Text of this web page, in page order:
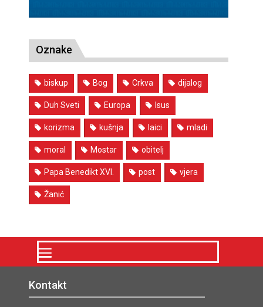
Oznake
biskup Bog Crkva dijalog
Duh Sveti Europa Isus
korizma kušnja laici mladi
moral Mostar obitelj
Papa Benedikt XVI. post vjera
Žanić
Kontakt